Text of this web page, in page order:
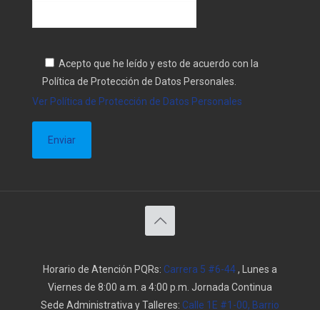
Acepto que he leído y esto de acuerdo con la
Política de Protección de Datos Personales.
Ver Política de Protección de Datos Personales
Horario de Atención PQRs: Carrera 5 #6-44, Lunes a
Viernes de 8:00 a.m. a 4:00 p.m. Jornada Continua
Sede Administrativa y Talleres: Calle 1E #1-00, Barrio